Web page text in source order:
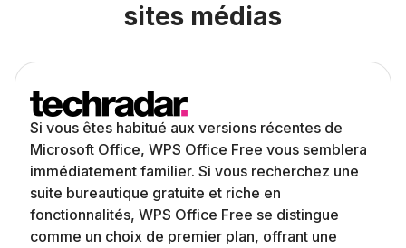
sites médias
Si vous êtes habitué aux versions récentes de
Microsoft Office, WPS Office Free vous semblera
immédiatement familier. Si vous recherchez une
suite bureautique gratuite et riche en
fonctionnalités, WPS Office Free se distingue
comme un choix de premier plan, offrant une